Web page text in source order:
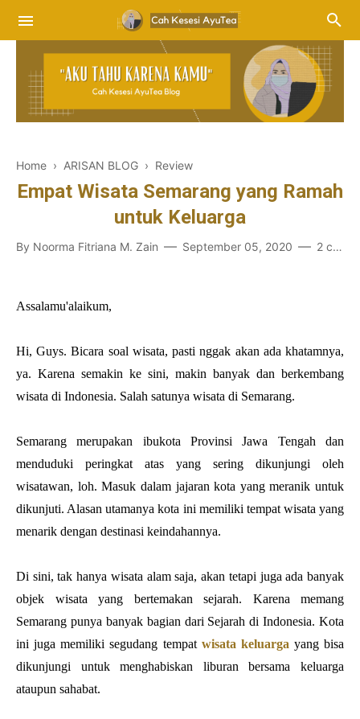
Home › ARISAN BLOG › Review
Empat Wisata Semarang yang Ramah
untuk Keluarga
By Noorma Fitriana M. Zain September 05, 2020 2 comments
Assalamu'alaikum,
Hi, Guys. Bicara soal wisata, pasti nggak akan ada khatamnya,
ya. Karena semakin ke sini, makin banyak dan berkembang
wisata di Indonesia. Salah satunya wisata di Semarang.
Semarang merupakan ibukota Provinsi Jawa Tengah dan
menduduki peringkat atas yang sering dikunjungi oleh
wisatawan, loh. Masuk dalam jajaran kota yang meranik untuk
dikunjuti. Alasan utamanya kota ini memiliki tempat wisata yang
menarik dengan destinasi keindahannya.
Di sini, tak hanya wisata alam saja, akan tetapi juga ada banyak
objek wisata yang bertemakan sejarah. Karena memang
Semarang punya banyak bagian dari Sejarah di Indonesia. Kota
ini juga memiliki segudang tempat wisata keluarga yang bisa
dikunjungi untuk menghabiskan liburan bersama keluarga
ataupun sahabat.